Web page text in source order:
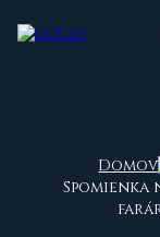
Domov